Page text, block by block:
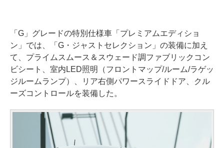
「G」グレードの特別仕様車「プレミアムエディショ
ン」では、「G・ジャストセレクション」の装備に加え
て、プライムスムース＆スウェード調ファブリックコン
ビシート、室内LED照明（フロントマップ/ルーム/ラゲッ
ジルームランプ）、リア右側パワースライドドア、クル
ーズコントロールを装備した。